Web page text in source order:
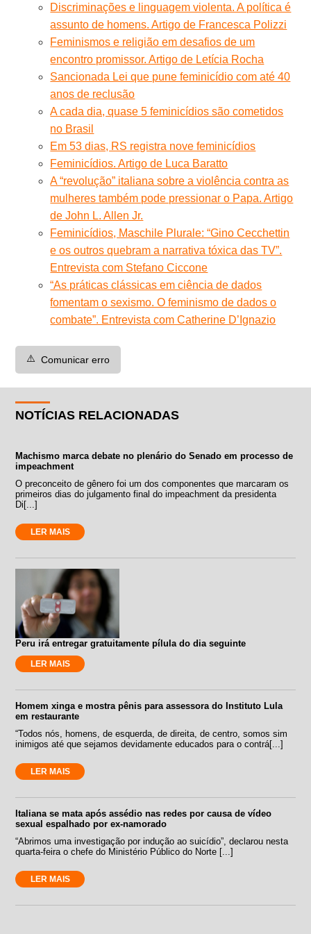
Discriminações e linguagem violenta. A política é
assunto de homens. Artigo de Francesca Polizzi
Feminismos e religião em desafios de um
encontro promissor. Artigo de Letícia Rocha
Sancionada Lei que pune feminicídio com até 40
anos de reclusão
A cada dia, quase 5 feminicídios são cometidos
no Brasil
Em 53 dias, RS registra nove feminicídios
Feminicídios. Artigo de Luca Baratto
A “revolução” italiana sobre a violência contra as
mulheres também pode pressionar o Papa. Artigo
de John L. Allen Jr.
Feminicídios, Maschile Plurale: “Gino Cecchettin
e os outros quebram a narrativa tóxica das TV”.
Entrevista com Stefano Ciccone
“As práticas clássicas em ciência de dados
fomentam o sexismo. O feminismo de dados o
combate”. Entrevista com Catherine D’Ignazio
⚠️ Comunicar erro
NOTÍCIAS RELACIONADAS
Machismo marca debate no plenário do Senado em processo de
impeachment
O preconceito de gênero foi um dos componentes que marcaram os
primeiros dias do julgamento final do impeachment da presidenta
Di[...]
LER MAIS
Peru irá entregar gratuitamente pílula do dia seguinte
LER MAIS
Homem xinga e mostra pênis para assessora do Instituto Lula
em restaurante
“Todos nós, homens, de esquerda, de direita, de centro, somos sim
inimigos até que sejamos devidamente educados para o contrá[...]
LER MAIS
Italiana se mata após assédio nas redes por causa de vídeo
sexual espalhado por ex-namorado
“Abrimos uma investigação por indução ao suicídio”, declarou nesta
quarta-feira o chefe do Ministério Público do Norte [...]
LER MAIS